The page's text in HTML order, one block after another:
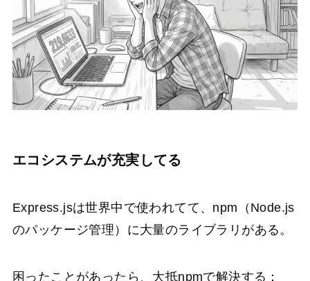
エコシステムが充実してる
Express.jsは世界中で使われてて、npm（Node.js
のパッケージ管理）に大量のライブラリがある。
困ったことがあったら、大抵npmで解決する：